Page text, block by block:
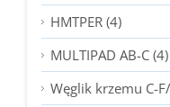
HMTPER (4)
MULTIPAD AB-C (4)
Węglik krzemu C-